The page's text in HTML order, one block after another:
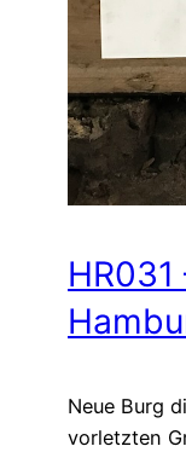
HR031
Neue Burg
vorletzten